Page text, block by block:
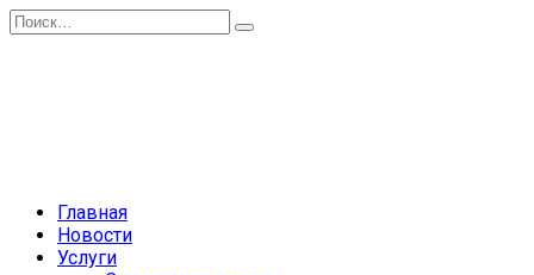
Перейти
к
Search
for:
Главная
Новости
Услуги